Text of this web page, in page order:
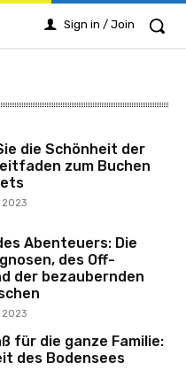
Sign in / Join
die Schönheit der
zum Buchen
Abenteuers: Die
des Off-
der bezaubernden
für die ganze Familie:
des Bodensees